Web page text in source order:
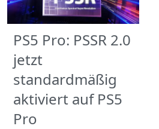
PS5 Pro: PSSR 2.0
jetzt
standardmäßig
aktiviert auf PS5
Pro